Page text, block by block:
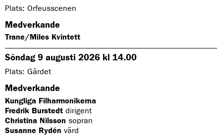
a
d
d
e
k
a
e
o
i
f
ö
r
Plats: Orfeusscenen
Medverkande
Trane/Miles Kvintett
Söndag 9 augusti 2026 kl 14.00
Plats: Gärdet
Medverkande
Kungliga Filharmonikerna
Fredrik Burstedt dirigent
Christina Nilsson sopran
Susanne Rydén värd